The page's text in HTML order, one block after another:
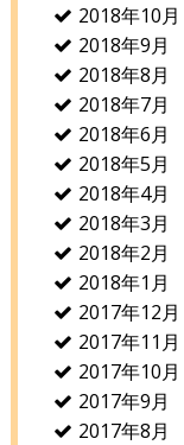
2018年10月
2018年9月
2018年8月
2018年7月
2018年6月
2018年5月
2018年4月
2018年3月
2018年2月
2018年1月
2017年12月
2017年11月
2017年10月
2017年9月
2017年8月